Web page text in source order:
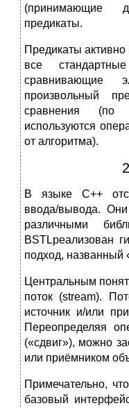
(принимающие
предикаты.
Предикаты активно
все
сравнивающие
произвольный
сравнения (по
используются
от алгоритма).
В языке C++
ввода/вывода. Они
различными
ВSTLреализован
подход, названный
Центральным
поток (stream).
источник и/или
Переопределяя
(«сдвиг»), можно
или приёмником
Примечательно,
базовый